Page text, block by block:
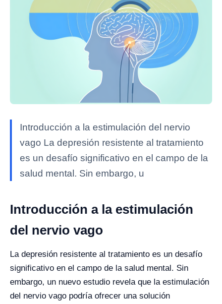
Introducción a la estimulación del nervio
vago La depresión resistente al tratamiento
es un desafío significativo en el campo de la
salud mental. Sin embargo, u
Introducción a la estimulación
del nervio vago
La depresión resistente al tratamiento es un desafío
significativo en el campo de la salud mental. Sin
embargo, un nuevo estudio revela que la estimulación
del nervio vago podría ofrecer una solución